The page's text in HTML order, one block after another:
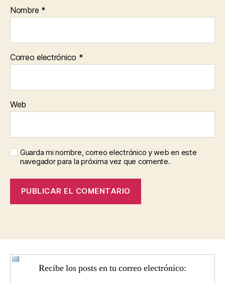
Nombre *
Correo electrónico *
Web
Guarda mi nombre, correo electrónico y web en este
navegador para la próxima vez que comente.
Recibe los posts en tu correo electrónico: